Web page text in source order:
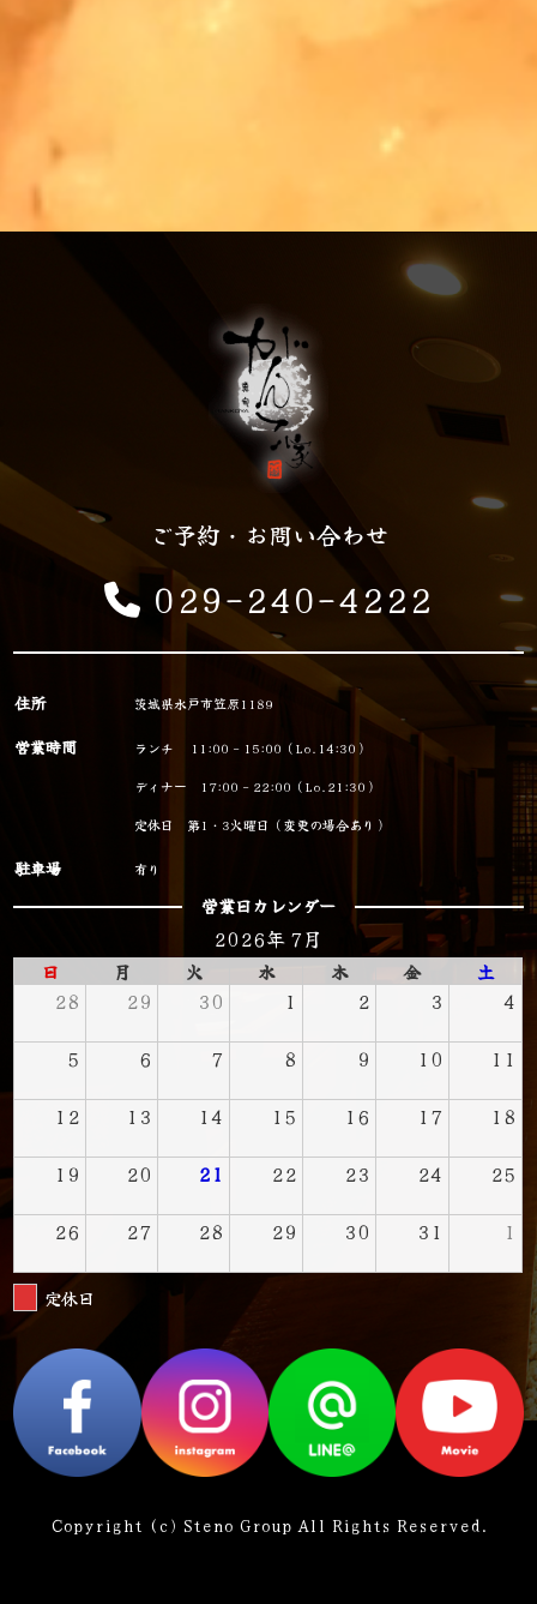
ご予約・お問い合わせ
029-240-4222
住所 茨城県水戸市笠原1189
営業時間
ランチ 11:00 - 15:00（Lo.14:30）
ディナー 17:00 - 22:00（Lo.21:30）
定休日 第1・3火曜日（変更の場合あり）
駐車場 有り
営業日カレンダー
2026年 7月
日 月 火 水 木 金 土
28 29 30 1 2 3
4
5
6 7 8 9 10
11
12
13 14 15 16 17
18
19
20 21 22 23 24
25
26
27 28 29 30 31 1
定休日
Copyright (c) Steno Group All Rights Reserved.